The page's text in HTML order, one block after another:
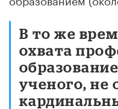
В то же
охвата
ученого, не